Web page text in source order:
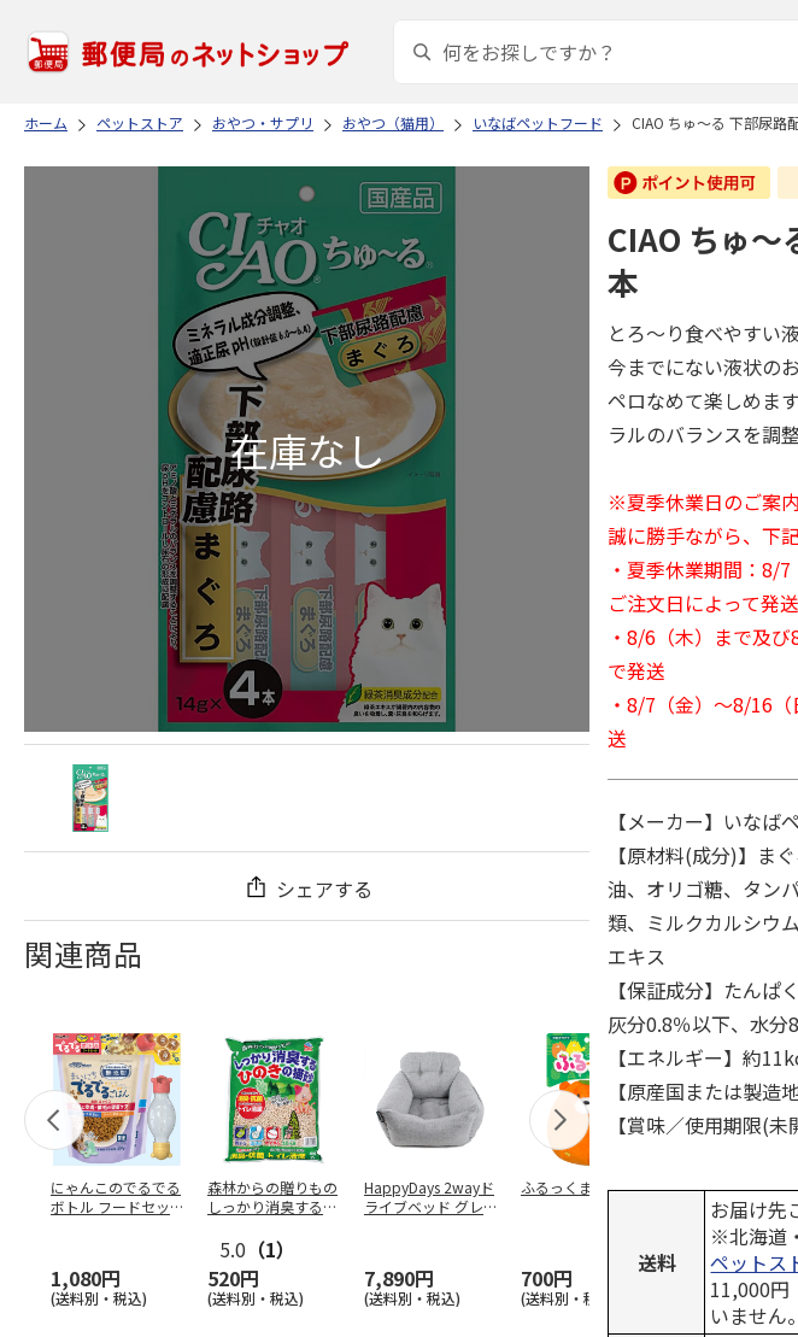
ホーム ペットストア おやつ・サプリ おやつ（猫用） いなばペットフード CIAO ちゅ～る 下部尿
シェアする
関連商品
にゃんこのでるでる
ボトル フードセッ
1,080円
(送料別・税込)
森林からの贈りもの
しっかり消臭するひ
5.0 （1）
520円
(送料別・税込)
HappyDays 2wayド
ライブベッド グレ
7,890円
(送料別・税込)
ふるっくま みかん
700円
(送料別・税込)
デオトイレ 飛び散
らない消臭・抗菌
ンド 4L
1,320円
(送料別・税込)
CIAO ちゅ
本
とろ～り食べやすい
今までにない液状の
ペロなめて楽しめま
ラルのバランスを調
※夏季休業日のご案
誠に勝手ながら、下
・夏季休業期間：8/7
ご注文日によって発
・8/6（木）まで及
で発送
・8/7（金）～8/16
送
【メーカー】いなば
【原材料(成分)】ま
油、オリゴ糖、タン
類、ミルクカルシウ
エキス
【保証成分】たんぱ
灰分0.8％以下、水分
【エネルギー】約
【原産国または製造
【賞味／使用期限(
送料
お届け先
※北海道
ペットス
11,000円
いません